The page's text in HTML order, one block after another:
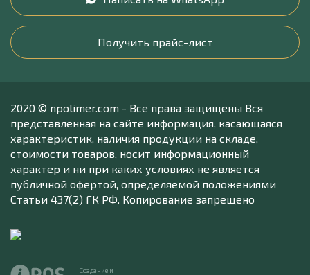
Получить прайс-лист
2020 © npolimer.com - Все права защищены Вся
представленная на сайте информация, касающаяся
характеристик, наличия продукции на складе,
стоимости товаров, носит информационный
характер и ни при каких условиях не является
публичной офертой, определяемой положениями
Статьи 437(2) ГК РФ. Копирование запрещено
Создание и